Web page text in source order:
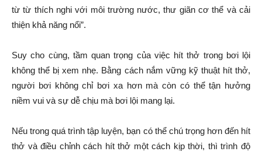
từ từ thích nghi với môi trường nước, thư giãn cơ thể và cải
thiện khả năng nổi”.
Suy cho cùng, tầm quan trọng của việc hít thở trong bơi lội
không thể bị xem nhẹ. Bằng cách nắm vững kỹ thuật hít thở,
người bơi không chỉ bơi xa hơn mà còn có thể tận hưởng
niềm vui và sự dễ chịu mà bơi lội mang lại.
Nếu trong quá trình tập luyện, bạn có thể chú trọng hơn đến hít
thở và điều chỉnh cách hít thở một cách kịp thời, thì trình độ